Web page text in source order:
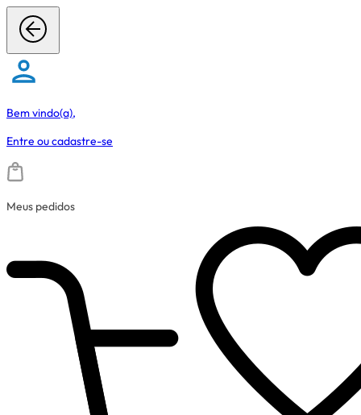
Bem vindo(a),
Entre oucadastre-se
Meus pedidos